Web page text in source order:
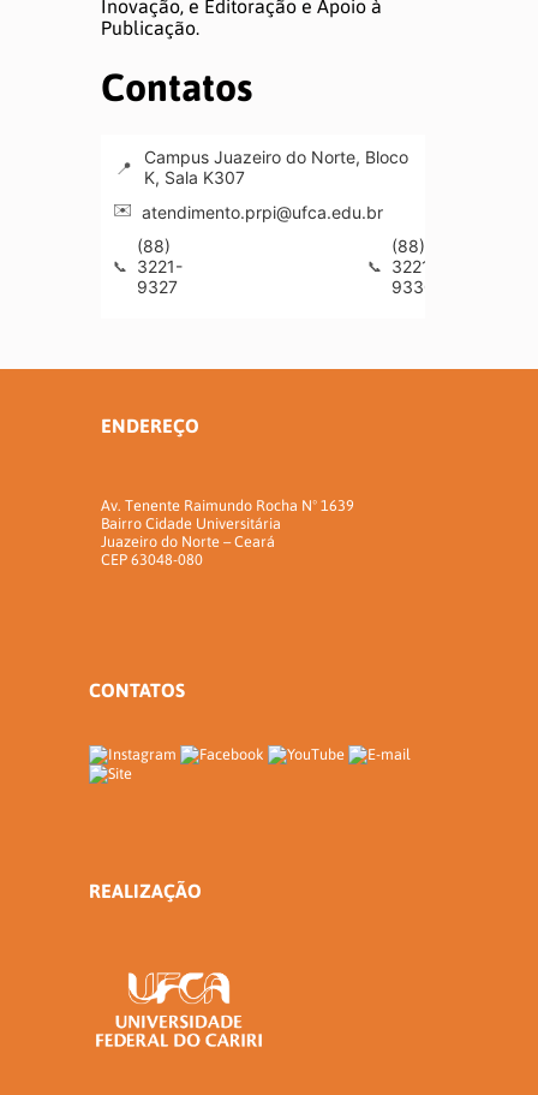
Inovação, e Editoração e Apoio à
Publicação.
Contatos
Campus Juazeiro do Norte, Bloco
K, Sala K307
atendimento.prpi@ufca.edu.br
(88)
3221-
9327
(88)
3221-
9330
ENDEREÇO
Av. Tenente Raimundo Rocha Nº 1639
Bairro Cidade Universitária
Juazeiro do Norte – Ceará
CEP 63048-080
CONTATOS
REALIZAÇÃO